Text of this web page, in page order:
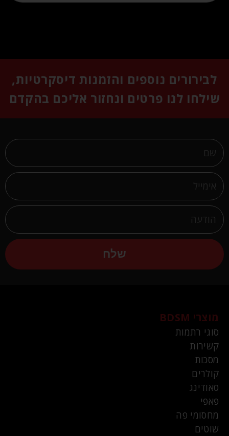
לבירורים נוספים והזמנות דיסקרטיות,
שילחו לנו פרטים ונחזור אליכם בהקדם
שלח
מוצרי BDSM
סוגי רתמות
קשירות
מסכות
קולרים
סאודינג
פאפי
מחסומי פה
שוטים